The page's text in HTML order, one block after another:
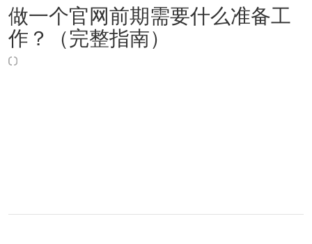
做一个官网前期需要什么准备工
作？（完整指南）